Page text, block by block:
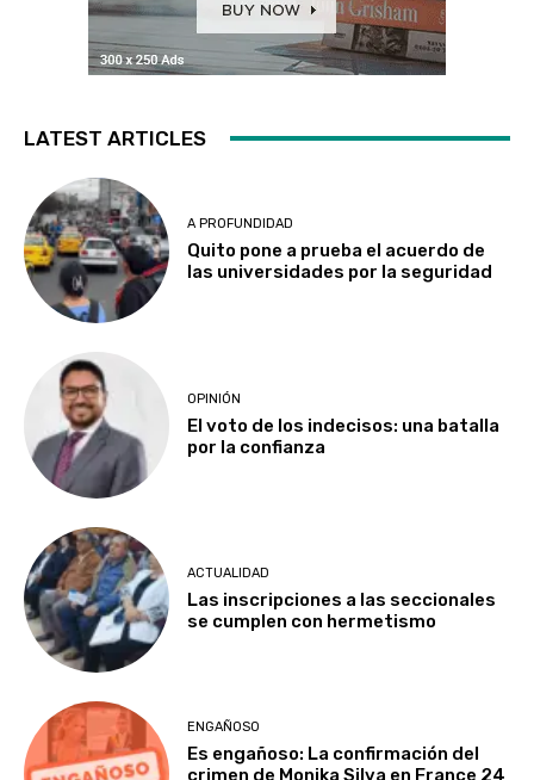
LATEST ARTICLES
A PROFUNDIDAD
Quito pone a prueba el acuerdo de
las universidades por la seguridad
OPINIÓN
El voto de los indecisos: una batalla
por la confianza
ACTUALIDAD
Las inscripciones a las seccionales
se cumplen con hermetismo
ENGAÑOSO
Es engañoso: La confirmación del
crimen de Monika Silva en France 24